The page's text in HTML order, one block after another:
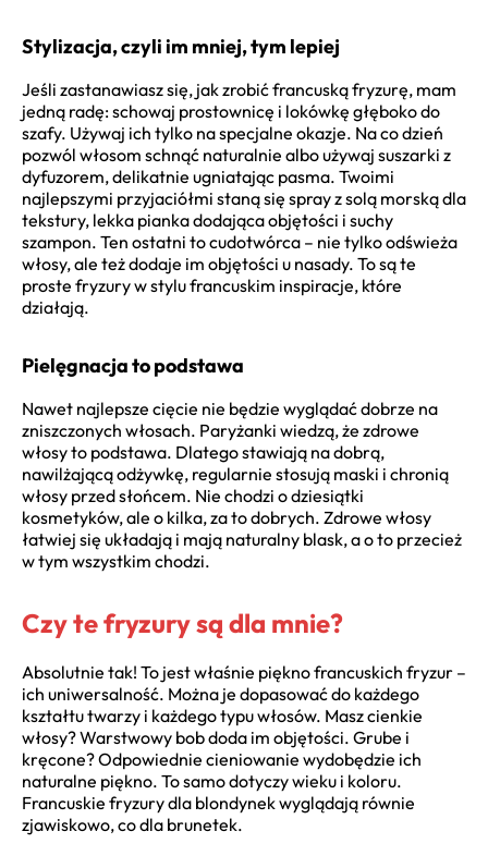
Stylizacja, czyli im mniej, tym lepiej
Jeśli zastanawiasz się, jak zrobić francuską fryzurę, mam
jedną radę: schowaj prostownicę i lokówkę głęboko do
szafy. Używaj ich tylko na specjalne okazje. Na co dzień
pozwól włosom schnąć naturalnie albo używaj suszarki z
dyfuzorem, delikatnie ugniatając pasma. Twoimi
najlepszymi przyjaciółmi staną się spray z solą morską dla
tekstury, lekka pianka dodająca objętości i suchy
szampon. Ten ostatni to cudotwórca – nie tylko odświeża
włosy, ale też dodaje im objętości u nasady. To są te
proste fryzury w stylu francuskim inspiracje, które
działają.
Pielęgnacja to podstawa
Nawet najlepsze cięcie nie będzie wyglądać dobrze na
zniszczonych włosach. Paryżanki wiedzą, że zdrowe
włosy to podstawa. Dlatego stawiają na dobrą,
nawilżającą odżywkę, regularnie stosują maski i chronią
włosy przed słońcem. Nie chodzi o dziesiątki
kosmetyków, ale o kilka, za to dobrych. Zdrowe włosy
łatwiej się układają i mają naturalny blask, a o to przecież
w tym wszystkim chodzi.
Czy te fryzury są dla mnie?
Absolutnie tak! To jest właśnie piękno francuskich fryzur –
ich uniwersalność. Można je dopasować do każdego
kształtu twarzy i każdego typu włosów. Masz cienkie
włosy? Warstwowy bob doda im objętości. Grube i
kręcone? Odpowiednie cieniowanie wydobędzie ich
naturalne piękno. To samo dotyczy wieku i koloru.
Francuskie fryzury dla blondynek wyglądają równie
zjawiskowo, co dla brunetek.